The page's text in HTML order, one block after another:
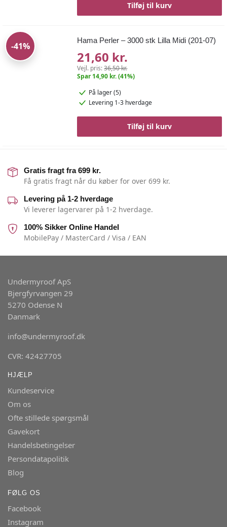
Tilføj til kurv
-41%
Hama Perler – 3000 stk Lilla Midi (201-07)
21,60 kr.
Vejl. pris:36,50 kr.
Spar 14,90 kr. (41%)
På lager (5)
Levering 1-3 hverdage
Tilføj til kurv
Gratis fragt fra 699 kr.
Få gratis fragt når du køber for over 699 kr.
Levering på 1-2 hverdage
Vi leverer lagervarer på 1-2 hverdage.
100% Sikker Online Handel
MobilePay / MasterCard / Visa / EAN
Undermyroof ApS
Bjergfyrvangen 29
5270 Odense N
Danmark
info@undermyroof.dk
CVR: 42427705
HJÆLP
Kundeservice
Om os
Ofte stillede spørgsmål
Gavekort
Handelsbetingelser
Persondatapolitik
Blog
FØLG OS
Facebook
Instagram